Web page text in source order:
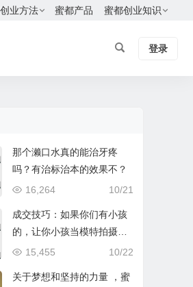
业方法 蜜都产品 蜜都创业知识
登录
那个濑口水真的能治牙疼
吗？有治标治本的效果不？
10/21
16,264
成交技巧：如果你们有小孩
的，让你小孩当模特拍摄一
些视频，是成交率最高的10/22
15,455
关于梦想和坚持的力量 ，蜜